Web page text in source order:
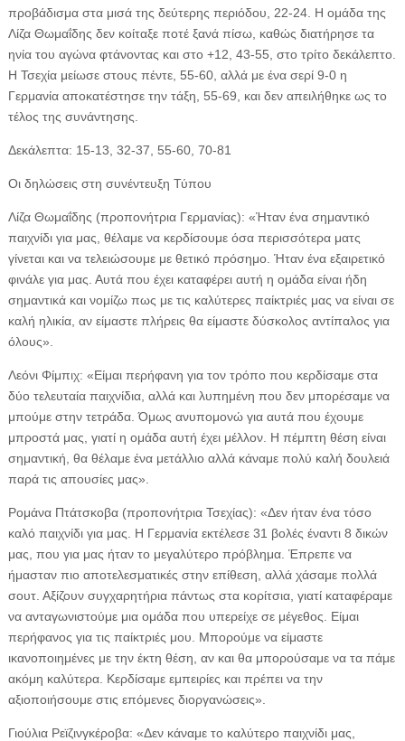
προβάδισμα στα μισά της δεύτερης περιόδου, 22-24. Η ομάδα της
Λίζα Θωμαΐδης δεν κοίταξε ποτέ ξανά πίσω, καθώς διατήρησε τα
ηνία του αγώνα φτάνοντας και στο +12, 43-55, στο τρίτο δεκάλεπτο.
Η Τσεχία μείωσε στους πέντε, 55-60, αλλά με ένα σερί 9-0 η
Γερμανία αποκατέστησε την τάξη, 55-69, και δεν απειλήθηκε ως το
τέλος της συνάντησης.
Δεκάλεπτα: 15-13, 32-37, 55-60, 70-81
Οι δηλώσεις στη συνέντευξη Τύπου
Λίζα Θωμαΐδης (προπονήτρια Γερμανίας): «Ήταν ένα σημαντικό
παιχνίδι για μας, θέλαμε να κερδίσουμε όσα περισσότερα ματς
γίνεται και να τελειώσουμε με θετικό πρόσημο. Ήταν ένα εξαιρετικό
φινάλε για μας. Αυτά που έχει καταφέρει αυτή η ομάδα είναι ήδη
σημαντικά και νομίζω πως με τις καλύτερες παίκτριές μας να είναι σε
καλή ηλικία, αν είμαστε πλήρεις θα είμαστε δύσκολος αντίπαλος για
όλους».
Λεόνι Φίμπιχ: «Είμαι περήφανη για τον τρόπο που κερδίσαμε στα
δύο τελευταία παιχνίδια, αλλά και λυπημένη που δεν μπορέσαμε να
μπούμε στην τετράδα. Όμως ανυπομονώ για αυτά που έχουμε
μπροστά μας, γιατί η ομάδα αυτή έχει μέλλον. Η πέμπτη θέση είναι
σημαντική, θα θέλαμε ένα μετάλλιο αλλά κάναμε πολύ καλή δουλειά
παρά τις απουσίες μας».
Ρομάνα Πτάτσκοβα (προπονήτρια Τσεχίας): «Δεν ήταν ένα τόσο
καλό παιχνίδι για μας. Η Γερμανία εκτέλεσε 31 βολές έναντι 8 δικών
μας, που για μας ήταν το μεγαλύτερο πρόβλημα. Έπρεπε να
ήμασταν πιο αποτελεσματικές στην επίθεση, αλλά χάσαμε πολλά
σουτ. Αξίζουν συγχαρητήρια πάντως στα κορίτσια, γιατί καταφέραμε
να ανταγωνιστούμε μια ομάδα που υπερείχε σε μέγεθος. Είμαι
περήφανος για τις παίκτριές μου. Μπορούμε να είμαστε
ικανοποιημένες με την έκτη θέση, αν και θα μπορούσαμε να τα πάμε
ακόμη καλύτερα. Κερδίσαμε εμπειρίες και πρέπει να την
αξιοποιήσουμε στις επόμενες διοργανώσεις».
Γιούλια Ρεϊζινγκέροβα: «Δεν κάναμε το καλύτερο παιχνίδι μας,